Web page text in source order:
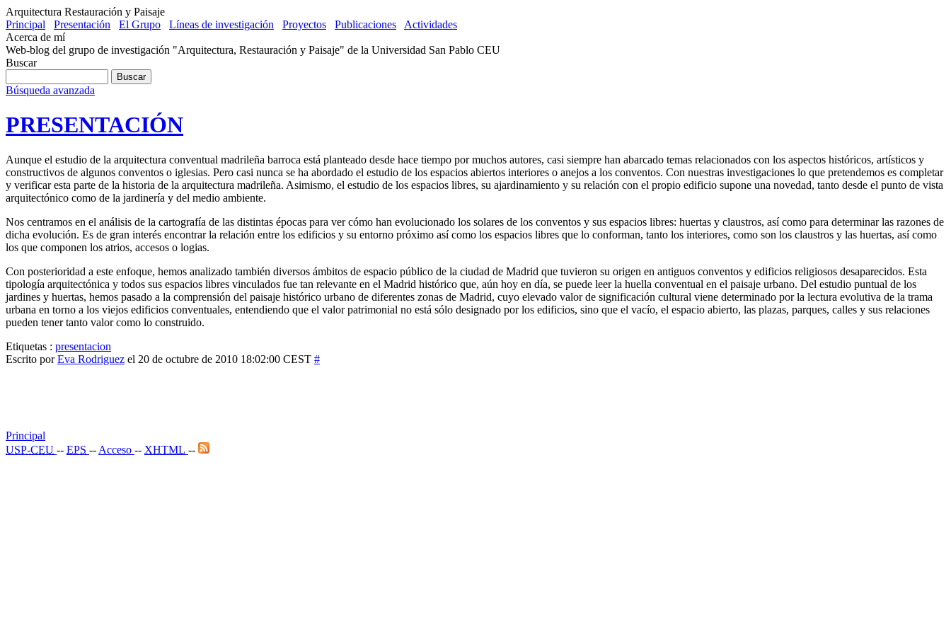
Arquitectura Restauración y Paisaje
Principal
Presentación El Grupo Líneas de investigación Proyectos Publicaciones
Actividades
Acerca de mí
Web-blog del grupo de investigación "Arquitectura, Restauración y Paisaje" de la Universidad San Pablo CEU
Buscar
Búsqueda avanzada
PRESENTACIÓN
Aunque el estudio de la arquitectura conventual madrileña barroca está planteado desde hace tiempo por muchos autores, casi siempre han abarcado temas relacionados con los aspectos históricos, artísticos y
constructivos de algunos conventos o iglesias. Pero casi nunca se ha abordado el estudio de los espacios abiertos interiores o anejos a los conventos. Con nuestras investigaciones lo que pretendemos es completar
y verificar esta parte de la historia de la arquitectura madrileña. Asimismo, el estudio de los espacios libres, su ajardinamiento y su relación con el propio edificio supone una novedad, tanto desde el punto de vista
arquitectónico como de la jardinería y del medio ambiente.
Nos centramos en el análisis de la cartografía de las distintas épocas para ver cómo han evolucionado los solares de los conventos y sus espacios libres: huertas y claustros, así como para determinar las razones de
dicha evolución. Es de gran interés encontrar la relación entre los edificios y su entorno próximo así como los espacios libres que lo conforman, tanto los interiores, como son los claustros y las huertas, así como
los que componen los atrios, accesos o logias.
Con posterioridad a este enfoque, hemos analizado también diversos ámbitos de espacio público de la ciudad de Madrid que tuvieron su origen en antiguos conventos y edificios religiosos desaparecidos. Esta
tipología arquitectónica y todos sus espacios libres vinculados fue tan relevante en el Madrid histórico que, aún hoy en día, se puede leer la huella conventual en el paisaje urbano. Del estudio puntual de los
jardines y huertas, hemos pasado a la comprensión del paisaje histórico urbano de diferentes zonas de Madrid, cuyo elevado valor de significación cultural viene determinado por la lectura evolutiva de la trama
urbana en torno a los viejos edificios conventuales, entendiendo que el valor patrimonial no está sólo designado por los edificios, sino que el vacío, el espacio abierto, las plazas, parques, calles y sus relaciones
pueden tener tanto valor como lo construido.
Etiquetas : presentacion
Escrito porEva Rodriguez el 20 de octubre de 2010 18:02:00 CEST #
Principal
USP-CEU -- EPS -- Acceso -- XHTML --